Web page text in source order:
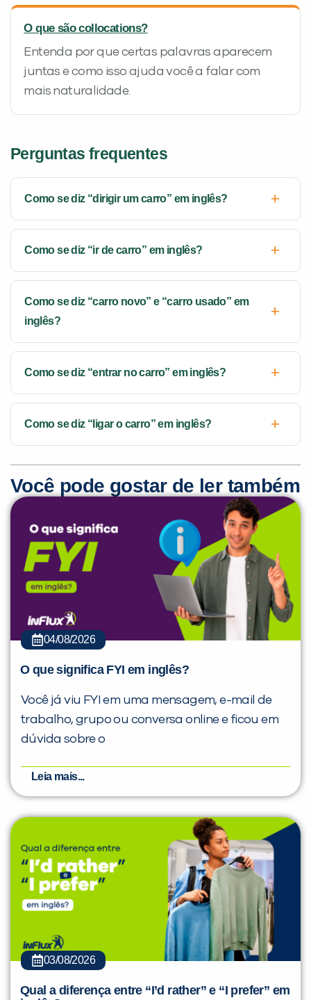
O que são collocations?
Entenda por que certas palavras aparecem
juntas e como isso ajuda você a falar com
mais naturalidade.
Perguntas frequentes
Como se diz “dirigir um carro” em inglês?
Como se diz “ir de carro” em inglês?
Como se diz “carro novo” e “carro usado” em
inglês?
Como se diz “entrar no carro” em inglês?
Como se diz “ligar o carro” em inglês?
Você pode gostar de ler também
04/08/2026
O que significa FYI em inglês?
Você já viu FYI em uma mensagem, e-mail de
trabalho, grupo ou conversa online e ficou em
dúvida sobre o
Leia mais...
03/08/2026
Qual a diferença entre “I’d rather” e “I prefer” em